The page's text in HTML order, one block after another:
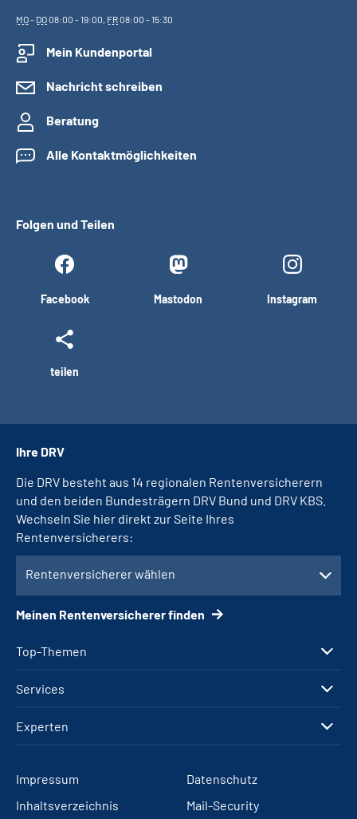
MO- DO08:00 - 19:00, FR08:00 - 15:30
Mein Kundenportal
Nachricht schreiben
Beratung
Alle Kontaktmöglichkeiten
Folgen und Teilen
Facebook Mastodon Instagram
teilen
Top-Themen
Services
Experten
Ihre DRV
Die DRV besteht aus 14 regionalen Rentenversicherern
und den beiden Bundesträgern DRV Bund und DRV KBS.
Wechseln Sie hier direkt zur Seite Ihres
Rentenversicherers:
Rentenversicherer wählen
Meinen Rentenversicherer finden
Impressum
Datenschutz
Inhaltsverzeichnis
Mail-Security